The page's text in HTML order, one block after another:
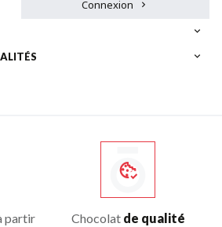
Connexion
partir
Chocolat de qualité